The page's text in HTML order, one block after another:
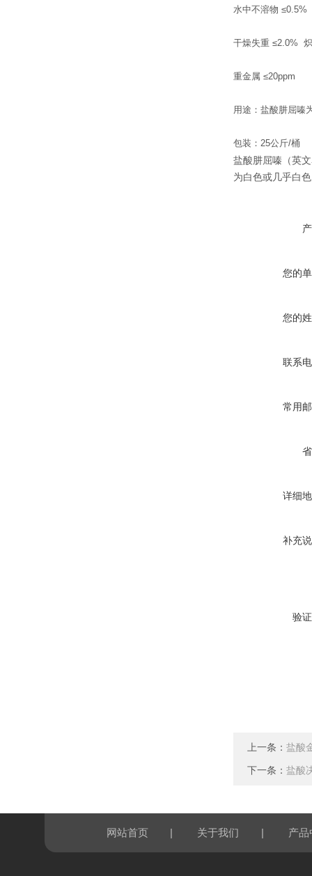
水中不溶物 ≤0.5%
干燥失重 ≤2.0%
重金属 ≤20ppm
用途：盐酸肼屈嗪
包装：25公斤/桶
盐酸肼屈嗪（英
为白色或几乎白
您的
您的
联系
常用
详细
补充
验
上一条： 盐酸
下一条： 盐酸
网站首页 | 关于我们 | 产品